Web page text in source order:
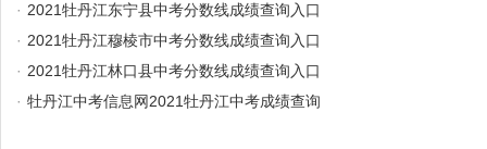
· 2021牡丹江东宁县中考分数线成绩查询入口
· 2021牡丹江穆棱市中考分数线成绩查询入口
· 2021牡丹江林口县中考分数线成绩查询入口
· 牡丹江中考信息网2021牡丹江中考成绩查询